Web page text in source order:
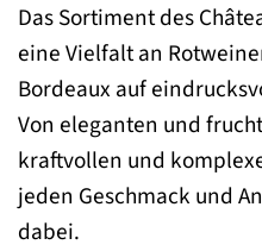
Das Sortiment des
eine Vielfalt an
Bordeaux auf
Von eleganten und
kraftvollen und
jeden Geschmack und
dabei.